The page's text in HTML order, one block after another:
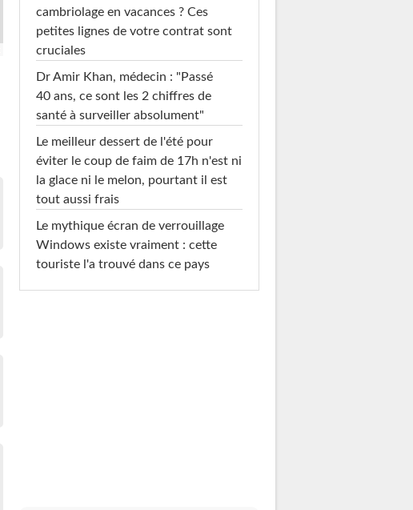
cambriolage en vacances ? Ces
petites lignes de votre contrat sont
cruciales
Dr Amir Khan, médecin : "Passé
40 ans, ce sont les 2 chiffres de
santé à surveiller absolument"
Le meilleur dessert de l'été pour
éviter le coup de faim de 17h n'est ni
la glace ni le melon, pourtant il est
tout aussi frais
Le mythique écran de verrouillage
Windows existe vraiment : cette
touriste l'a trouvé dans ce pays